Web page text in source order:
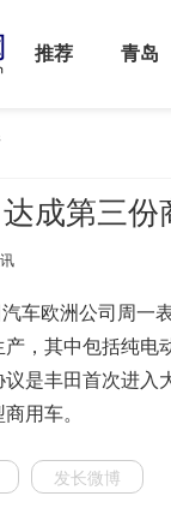
推荐 青岛
成第三
欧洲公司周一表
，其中包括纯电
是丰田首次进
用车。
发长微博